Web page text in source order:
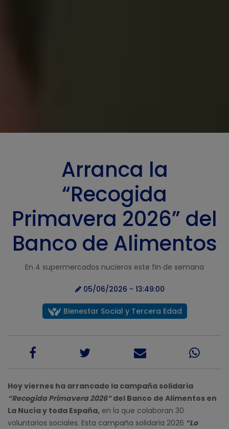
Arranca la
“Recogida
Primavera 2026” del
Banco de Alimentos
En 4 supermercados nucieros este fin de semana
05/06/2026 - 13:49:00
Bienestar Social y Tercera Edad
Hoy viernes ha arrancado la campaña solidaria
“Recogida Primavera 2026”del Banco de Alimentos en
La Nucía y toda España, en la que colaboran 30
voluntarios sociales. Esta campaña solidaria 2026 “Lo